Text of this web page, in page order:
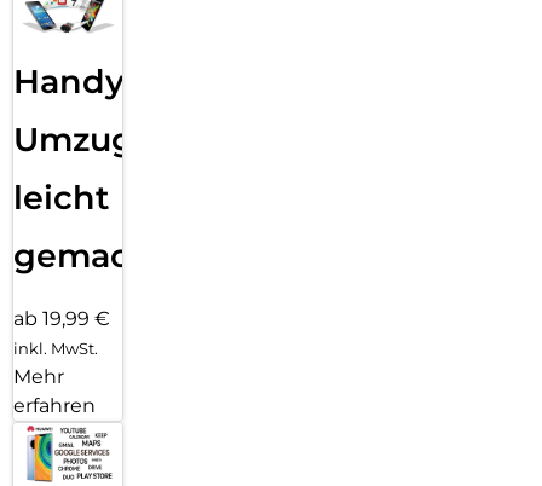
Handy
Umzug
leicht
gemacht!
ab 19,99 €
inkl. MwSt.
Mehr
erfahren